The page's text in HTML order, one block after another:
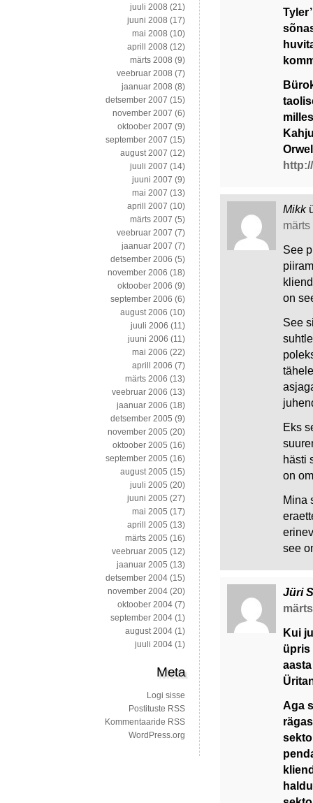
Mikk
See
on
See
Eks
hästi
on
Mina
see
Jüri
Kui
üpris
Aga
juuli 2008 (21)
juuni 2008 (17)
mai 2008 (10)
aprill 2008 (12)
märts 2008 (9)
veebruar 2008 (7)
jaanuar 2008 (8)
detsember 2007 (15)
november 2007 (6)
oktoober 2007 (9)
september 2007 (15)
august 2007 (12)
juuli 2007 (14)
juuni 2007 (9)
mai 2007 (13)
aprill 2007 (10)
märts 2007 (5)
veebruar 2007 (7)
jaanuar 2007 (7)
detsember 2006 (5)
november 2006 (18)
oktoober 2006 (9)
september 2006 (6)
august 2006 (10)
juuli 2006 (11)
juuni 2006 (11)
mai 2006 (22)
aprill 2006 (7)
märts 2006 (13)
veebruar 2006 (13)
jaanuar 2006 (18)
detsember 2005 (9)
november 2005 (20)
oktoober 2005 (16)
september 2005 (16)
august 2005 (15)
juuli 2005 (20)
juuni 2005 (27)
mai 2005 (17)
aprill 2005 (13)
märts 2005 (16)
veebruar 2005 (12)
jaanuar 2005 (13)
detsember 2004 (15)
november 2004 (20)
oktoober 2004 (7)
september 2004 (1)
august 2004 (1)
juuli 2004 (1)
Meta
Logi sisse
Postituste RSS
Kommentaaride RSS
WordPress.org